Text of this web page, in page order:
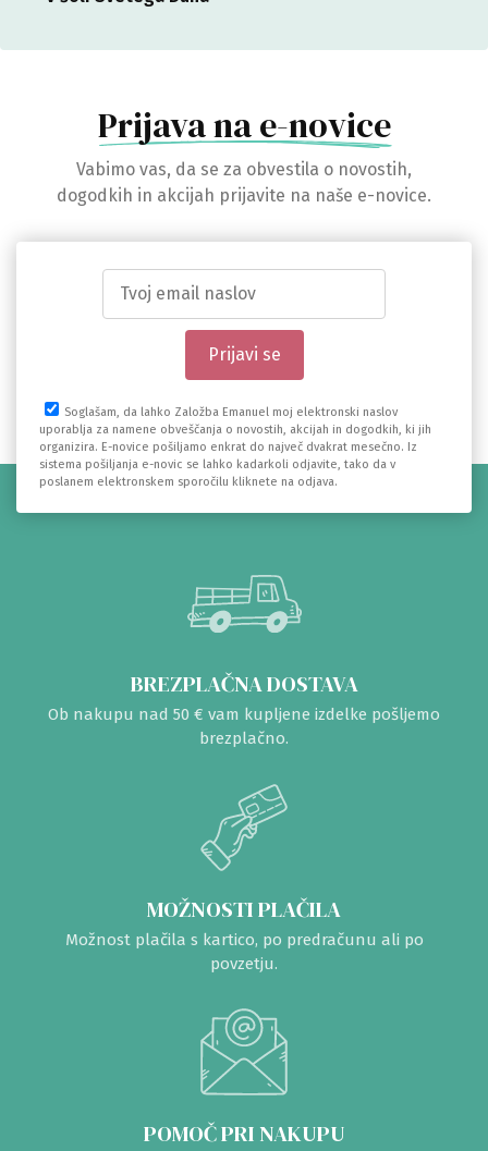
Prijava na e-novice
Vabimo vas, da se za obvestila o novostih,
dogodkih in akcijah prijavite na naše e-novice.
Soglašam, da lahko Založba Emanuel moj elektronski naslov
uporablja za namene obveščanja o novostih, akcijah in dogodkih, ki jih
organizira. E-novice pošiljamo enkrat do največ dvakrat mesečno. Iz
sistema pošiljanja e-novic se lahko kadarkoli odjavite, tako da v
poslanem elektronskem sporočilu kliknete na odjava.
BREZPLAČNA DOSTAVA
Ob nakupu nad 50 € vam kupljene izdelke pošljemo
brezplačno.
MOŽNOSTI PLAČILA
Možnost plačila s kartico, po predračunu ali po
povzetju.
POMOČ PRI NAKUPU